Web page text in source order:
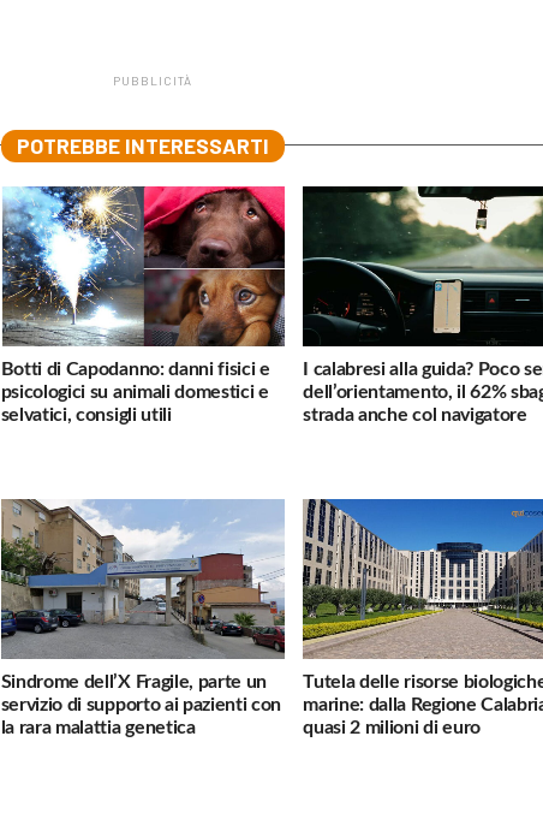
PUBBLICITÀ
POTREBBE INTERESSARTI
Botti di Capodanno: danni fisici e
psicologici su animali domestici e
selvatici, consigli utili
I calabresi alla guida? Poco
dell’orientamento, il 62%
strada anche col navigatore
Sindrome dell’X Fragile, parte un
servizio di supporto ai pazienti con
la rara malattia genetica
Tutela delle risorse
marine: dalla Regione
quasi 2 milioni di euro